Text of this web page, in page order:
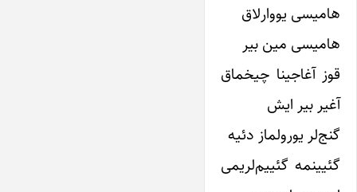
هامیسی یووارلاق
هامیسی مین بیر
قوز آغاجینا چیخماق
آغیر بیر ایش
گنج‌لر یورولماز دئیه
گئیینمه گئییم‌لریمی